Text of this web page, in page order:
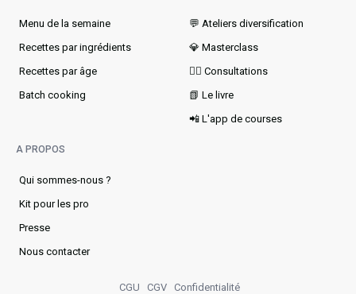
Menu de la semaine​
Recettes par ingrédients
Recettes par âge
Batch cooking
💬 Ateliers diversification
💎 Masterclass
👩‍⚕️ Consultations
📗 Le livre
📲 L'app de courses
A PROPOS
Qui sommes-nous ?
Kit pour les pro
Presse
Nous contacter
CGU CGV Confidentialité